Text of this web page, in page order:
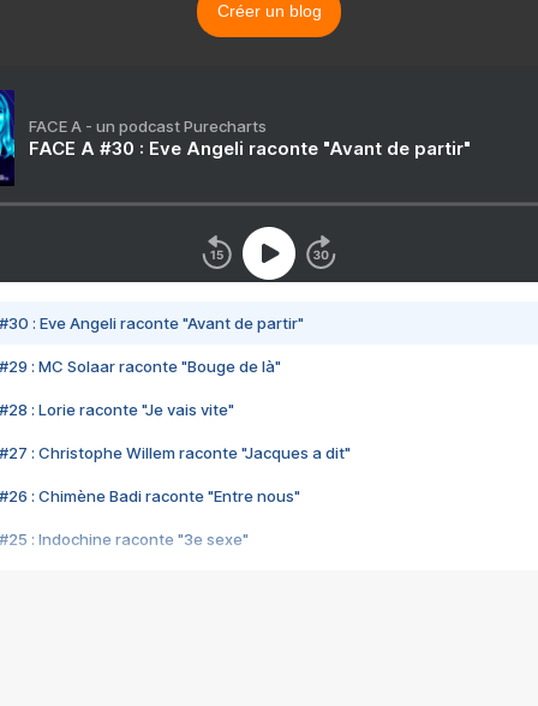
Créer un blog
FACE A - un podcast Purecharts
FACE A #30 : Eve Angeli raconte "Avant de partir"
#30 : Eve Angeli raconte "Avant de partir"
#29 : MC Solaar raconte "Bouge de là"
#28 : Lorie raconte "Je vais vite"
#27 : Christophe Willem raconte "Jacques a dit"
#26 : Chimène Badi raconte "Entre nous"
#25 : Indochine raconte "3e sexe"